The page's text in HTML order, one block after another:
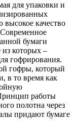
для упаковки и
качество
бумаги
из которых –
гофрирования.
гофры, который
в то время как
работы
полотна через
придают бумаге